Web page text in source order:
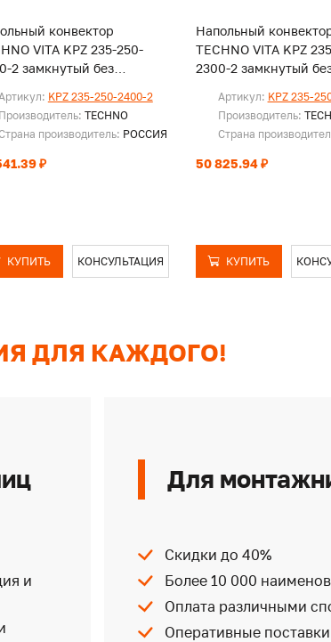
конвектор
VITA KPZ 235-250-
2 замкнутый без
KPZ 235-250-2400-2
Производитель: TECHNO
производитель: РОССИЯ
₽
КУПИТЬ КОНСУЛЬТАЦИЯ
Напольный
TECHNO VITA KPZ
2300-2 замкнутый
Артикул: KPZ 235-
Производитель:
Страна
50 825.94 ₽
КУПИТЬ
ДЛЯ КАЖДОГО!
и
Для
Скидки до 40%
Более 10 000
Оплата различными
Оперативные поставки